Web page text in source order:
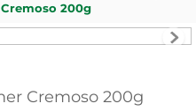
200g
Cremoso 200g